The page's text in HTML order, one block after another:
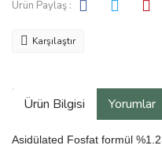
Ürün Paylaş :
Karşılaştır
Ürün Bilgisi Yorumlar
Asidülated Fosfat formül %